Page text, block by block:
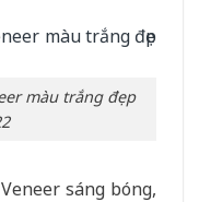
màu trắng đẹp
sáng bóng,